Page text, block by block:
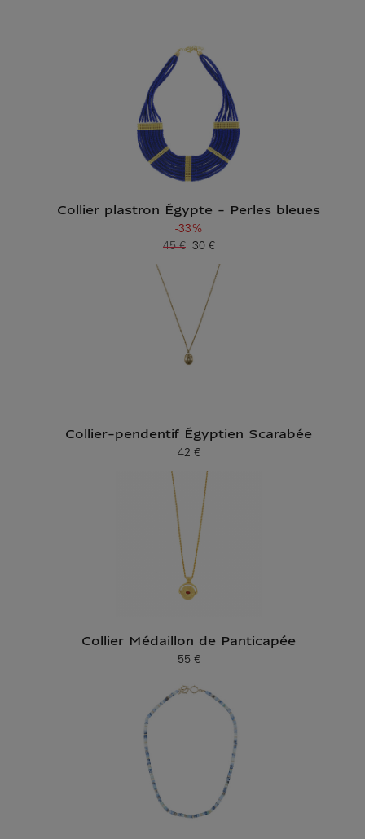
Collier plastron Égypte - Perles bleues
-33%
Prix ​​actuel
30 €
Ancien prix
45 €
Collier-pendentif Égyptien Scarabée
Prix ​​actuel
42 €
Collier Médaillon de Panticapée
Prix ​​actuel
55 €